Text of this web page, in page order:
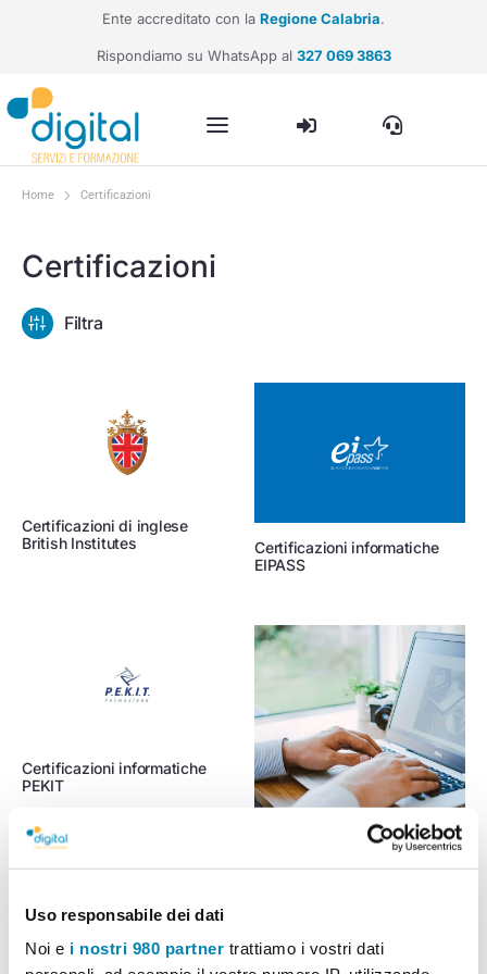
Uso responsabile dei dati
Noi e i nostri 980 partner trattiamo i vostri dati
Ente accreditato con la Regione Calabria.
Rispondiamo su WhatsApp al 327 069 3863
Certificazioni
Filtra
Tu sei qui:
Home Certificazioni
Certificazioni di inglese
British Institutes
Certificazioni informatiche
EIPASS
Certificazioni informatiche
PEKIT
Corso di dattilografia